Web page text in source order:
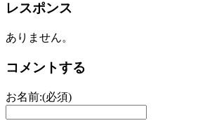
レスポンス
ありません。
コメントする
お名前:(必須)